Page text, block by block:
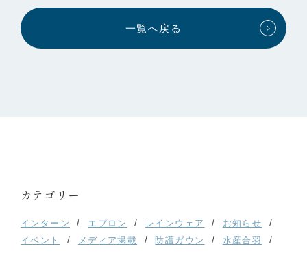
一覧へ戻る
カテゴリー
インターン エプロン レインウェア
お知らせ
イベント
メディア掲載 防護ガウン 水産合羽